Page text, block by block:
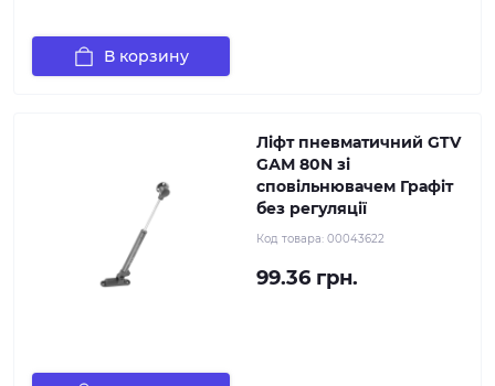
В корзину
Ліфт пневматичний GTV
GАМ 80N зі
сповільнювачем Графіт
без регуляції
Код товара: 00043622
99.36 грн.